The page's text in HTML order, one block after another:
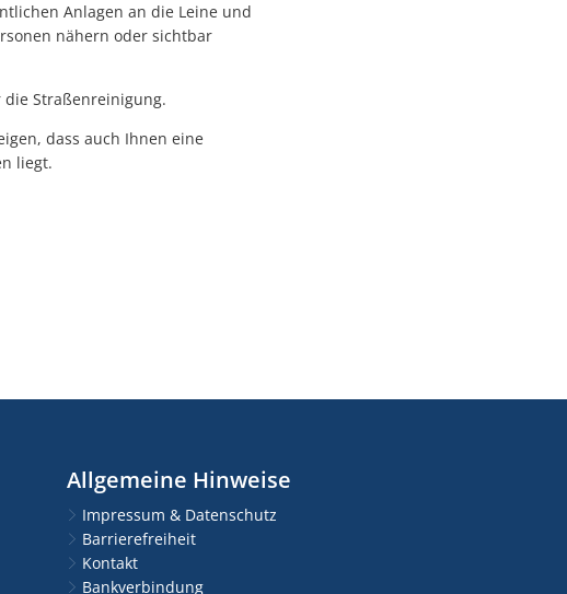
Anlagen an die Leine und
nähern oder sichtbar
Straßenreinigung.
dass auch Ihnen eine
liegt.
Allgemeine Hinweise
Impressum & Datenschutz
Barrierefreiheit
Kontakt
Bankverbindung